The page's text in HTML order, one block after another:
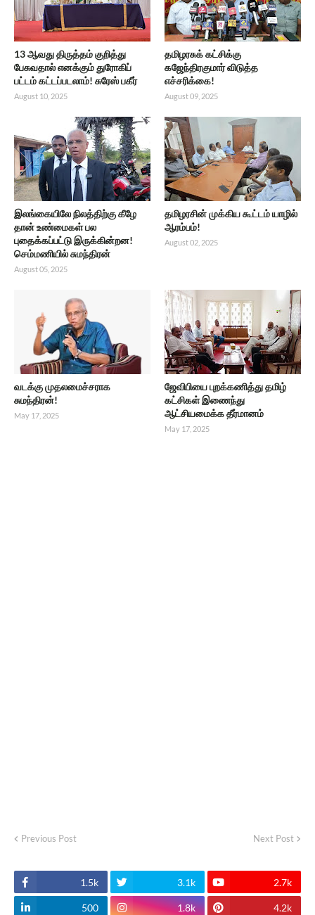
13 ஆவது திருத்தம் குறித்து
பேசுவதால் எனக்கும் துரோகிப்
பட்டம் கட்டப்படலாம்! சுரேஸ் பகீர்
August 10, 2025
தமிழரசுக் கட்சிக்கு
கஜேந்திரகுமார் விடுத்த
எச்சரிக்கை!
August 09, 2025
இலங்கையிலே நிலத்திற்கு கீழே
தான் உண்மைகள் பல
புதைக்கப்பட்டு இருக்கின்றன!
செம்மணியில் சுமந்திரன்
August 05, 2025
தமிழரசின் முக்கிய கூட்டம் யாழில்
ஆரம்பம்!
August 02, 2025
வடக்கு முதலமைச்சராக
சுமந்திரன்!
May 17, 2025
ஜேவிபியை புறக்கணித்து தமிழ்
கட்சிகள் இணைந்து
ஆட்சியமைக்க தீர்மானம்
May 17, 2025
Previous Post Next Post
1.5k 3.1k 2.7k
500 1.8k 4.2k